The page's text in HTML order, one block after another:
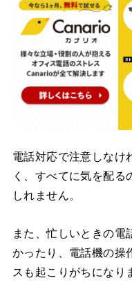
電話対応で注意しなけ
く、すべてに気を配る
しれません。
また、忙しいときの電
かったり、電話機の操
スも起こりがちになり